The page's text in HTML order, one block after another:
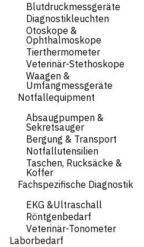
Blutdruckmessgeräte
Diagnostikleuchten
Otoskope &
Ophthalmoskope
Tierthermometer
Veterinär-Stethoskope
Waagen &
Umfangmessgeräte
Notfallequipment
Absaugpumpen &
Sekretsauger
Bergung & Transport
Notfallutensilien
Taschen, Rucksäcke &
Koffer
Fachspezifische Diagnostik
EKG &Ultraschall
Röntgenbedarf
Veterinär-Tonometer
Laborbedarf